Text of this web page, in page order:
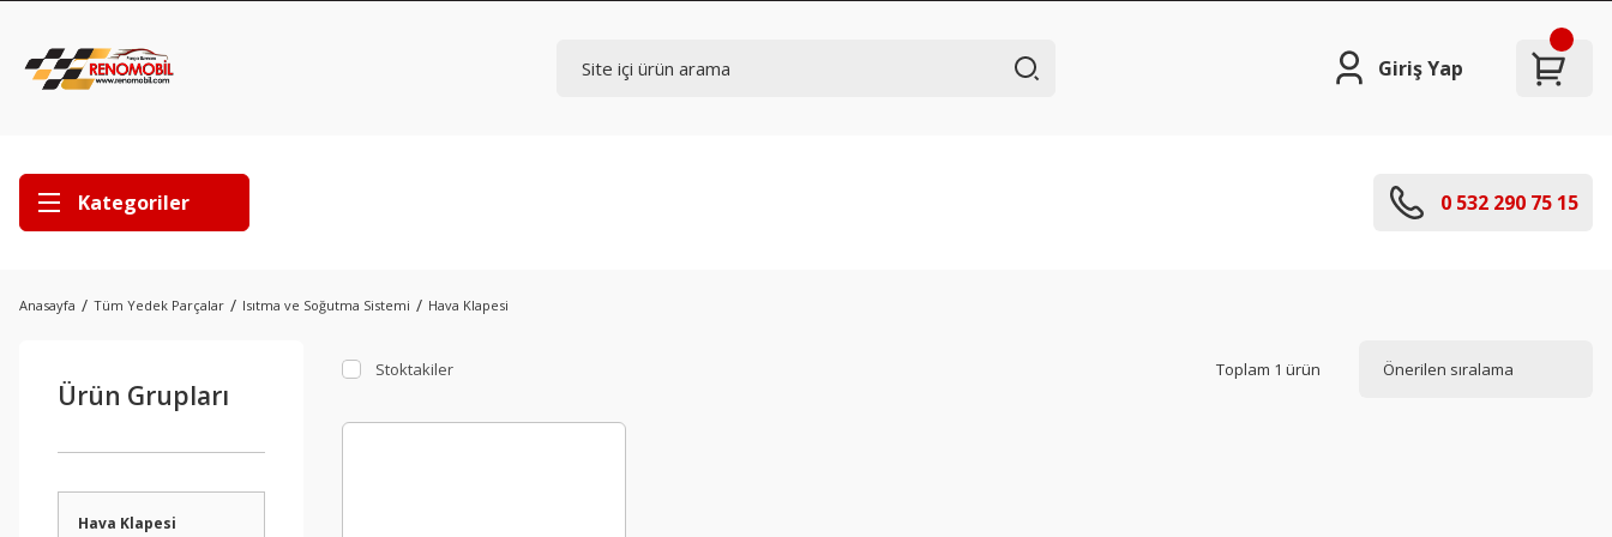
Giriş Yap
Kategoriler 0 532 290 75 15
Anasayfa Tüm Yedek Parçalar Isıtma ve Soğutma Sistemi Hava Klapesi
Ürün Grupları
Hava Klapesi
Stoktakiler Toplam 1 ürün